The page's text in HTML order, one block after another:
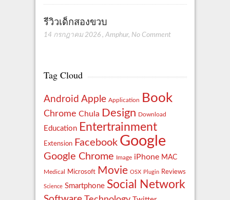
รีวิวเด็กสองขวบ
14 กรกฎาคม 2026 , Amphur, No Comment
Tag Cloud
Android Apple Application Book
Chrome Chula Design Download
Education Entertrainment
Extension Facebook Google
Google Chrome Image iPhone MAC
Medical Microsoft Movie OSX Plugin Reviews
Science Smartphone Social Network